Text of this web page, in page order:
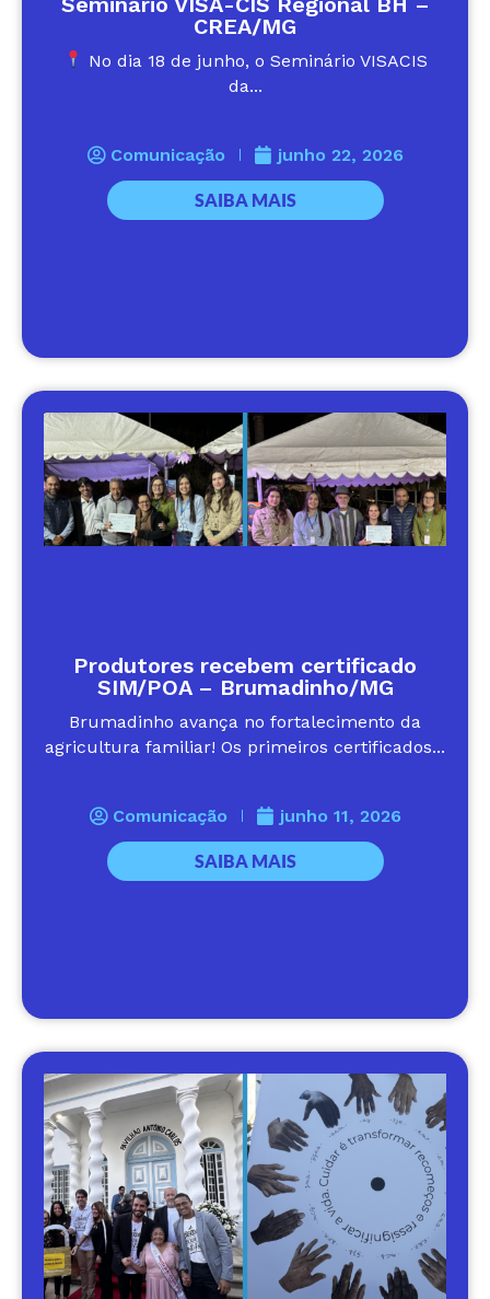
CREA/MG
No dia 18 de junho, o Seminário VISACIS
da...
Comunicação junho 22, 2026
SAIBA MAIS
Produtores recebem certificado
SIM/POA – Brumadinho/MG
Brumadinho avança no fortalecimento da
agricultura familiar! Os primeiros certificados...
Comunicação junho 11, 2026
SAIBA MAIS